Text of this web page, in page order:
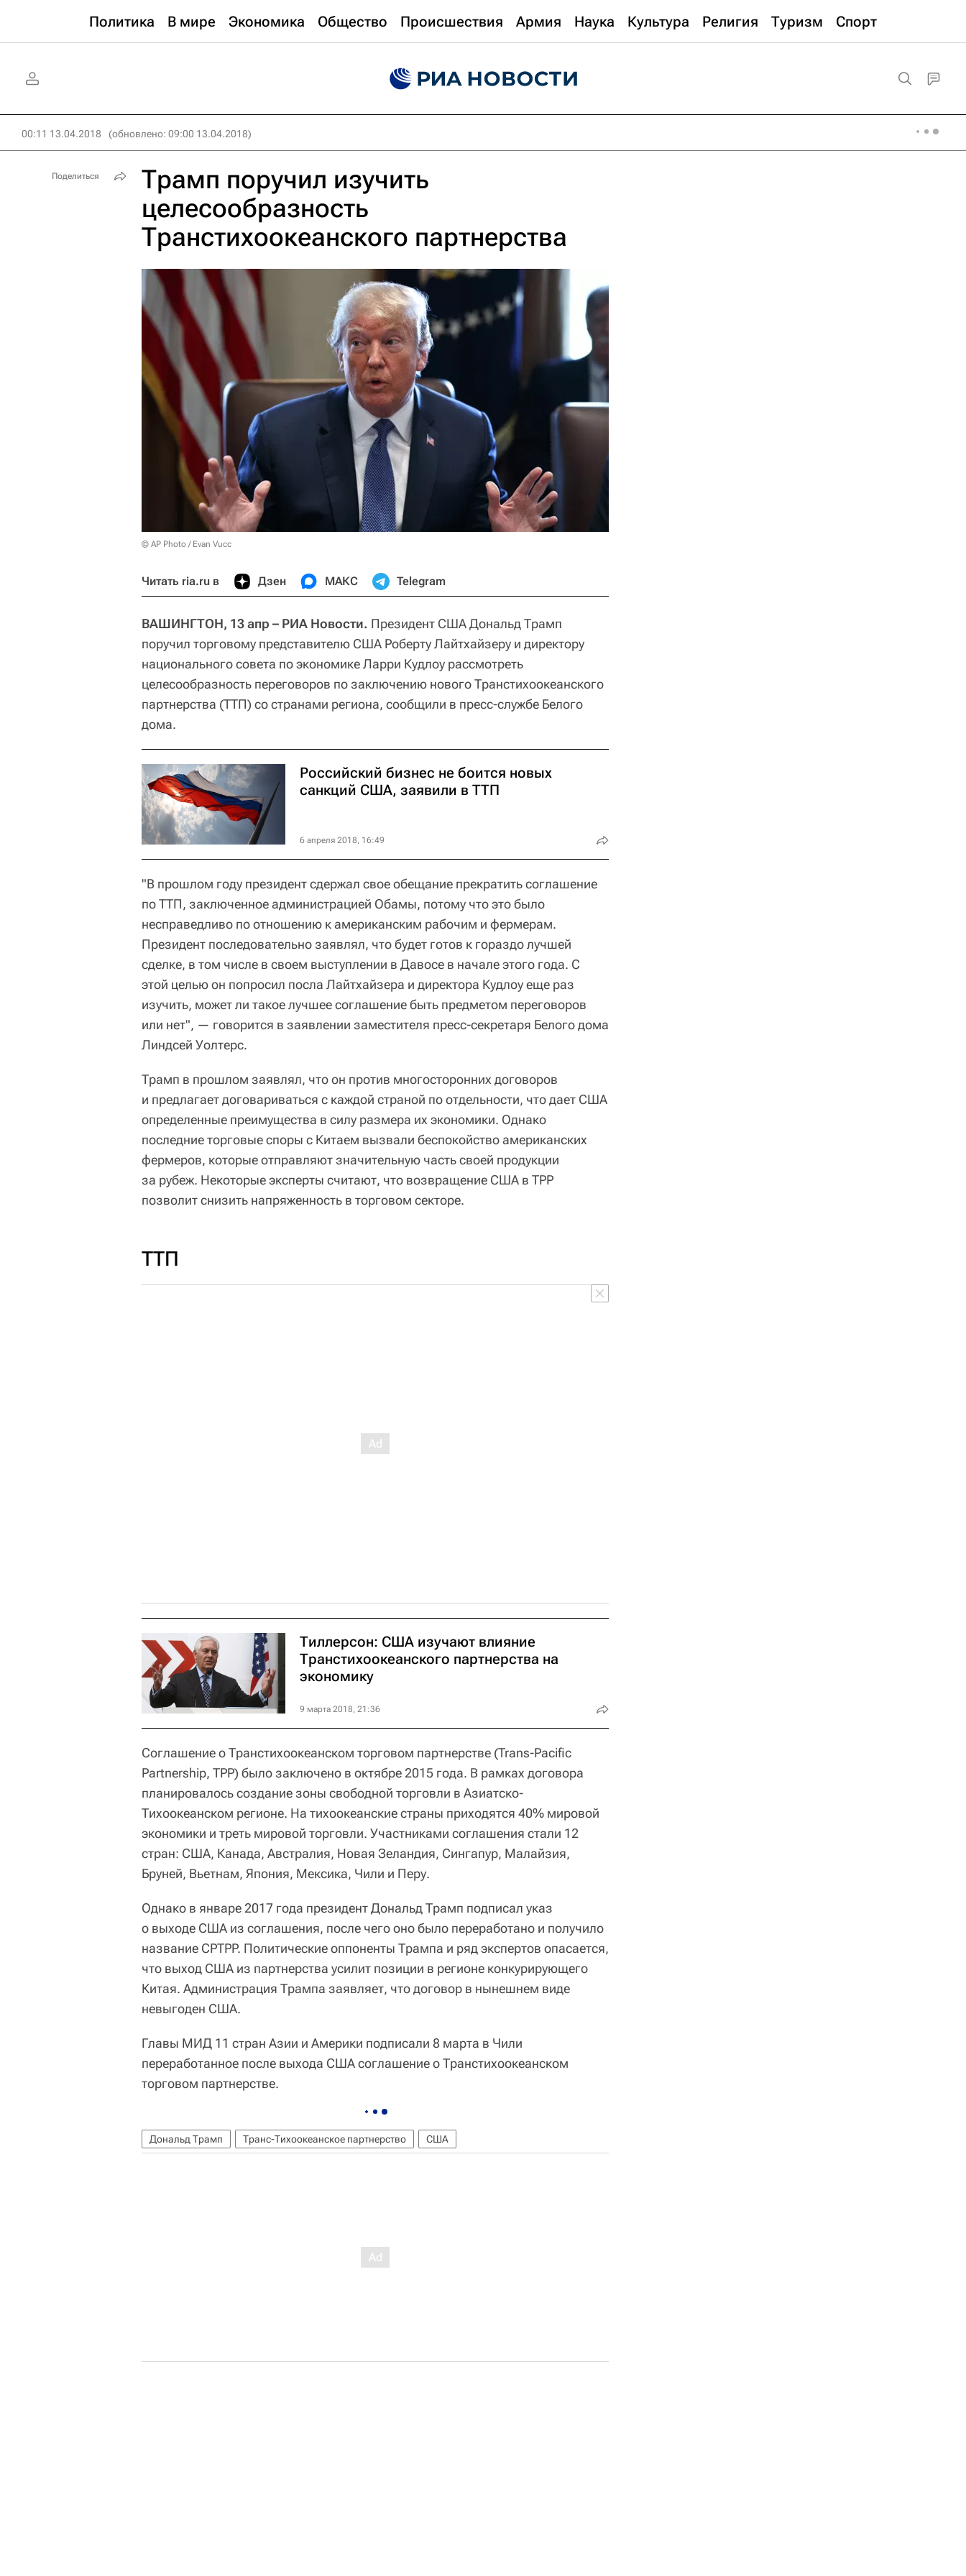
Политика В мире Экономика Общество Происшествия Армия Наука Культура Религия Туризм Спорт
00:11 13.04.2018 (обновлено: 09:00 13.04.2018)
Трамп поручил изучить
целесообразность
Транстихоокеанского партнерства
© AP Photo / Evan Vucc
Читать ria.ru в Дзен МАКС Telegram
ВАШИНГТОН, 13 апр – РИА Новости. Президент США Дональд Трамп
поручил торговому представителю США Роберту Лайтхайзеру и директору
национального совета по экономике Ларри Кудлоу рассмотреть
целесообразность переговоров по заключению нового Транстихоокеанского
партнерства (ТТП) со странами региона, сообщили в пресс-службе Белого
дома.
Российский бизнес не боится новых
санкций США, заявили в ТТП
6 апреля 2018, 16:49
"В прошлом году президент сдержал свое обещание прекратить соглашение
по ТТП, заключенное администрацией Обамы, потому что это было
несправедливо по отношению к американским рабочим и фермерам.
Президент последовательно заявлял, что будет готов к гораздо лучшей
сделке, в том числе в своем выступлении в Давосе в начале этого года. С
этой целью он попросил посла Лайтхайзера и директора Кудлоу еще раз
изучить, может ли такое лучшее соглашение быть предметом переговоров
или нет", — говорится в заявлении заместителя пресс-секретаря Белого дома
Линдсей Уолтерс.
Трамп в прошлом заявлял, что он против многосторонних договоров
и предлагает договариваться с каждой страной по отдельности, что дает США
определенные преимущества в силу размера их экономики. Однако
последние торговые споры с Китаем вызвали беспокойство американских
фермеров, которые отправляют значительную часть своей продукции
за рубеж. Некоторые эксперты считают, что возвращение США в ТРР
позволит снизить напряженность в торговом секторе.
ТТП
Тиллерсон: США изучают влияние
Транстихоокеанского партнерства на
экономику
9 марта 2018, 21:36
Соглашение о Транстихоокеанском торговом партнерстве (Trans-Pacific
Partnership, TPP) было заключено в октябре 2015 года. В рамках договора
планировалось создание зоны свободной торговли в Азиатско-
Тихоокеанском регионе. На тихоокеанские страны приходятся 40% мировой
экономики и треть мировой торговли. Участниками соглашения стали 12
стран: США, Канада, Австралия, Новая Зеландия, Сингапур, Малайзия,
Бруней, Вьетнам, Япония, Мексика, Чили и Перу.
Однако в январе 2017 года президент Дональд Трамп подписал указ
о выходе США из соглашения, после чего оно было переработано и получило
название CPTPP. Политические оппоненты Трампа и ряд экспертов опасается,
что выход США из партнерства усилит позиции в регионе конкурирующего
Китая. Администрация Трампа заявляет, что договор в нынешнем виде
невыгоден США.
Главы МИД 11 стран Азии и Америки подписали 8 марта в Чили
переработанное после выхода США соглашение о Транстихоокеанском
торговом партнерстве.
Дональд Трамп Транс-Тихоокеанское партнерство США
Поделиться